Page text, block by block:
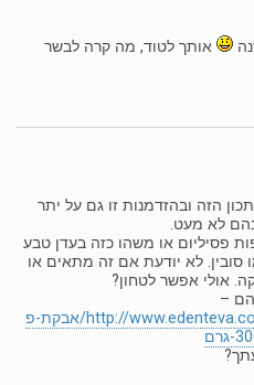
אותך לטוד, מה קרה לבשר
הזה ובהזדמנות זו גם על יתר
בהם לא מעט.
פסיליום או משהו כזה בעדן טבע
לא יודעת אם זה מתאים או
אולי אפשר לטחון?
–
http://www.edenteva.co.il/product/12485725/אבקת-פ